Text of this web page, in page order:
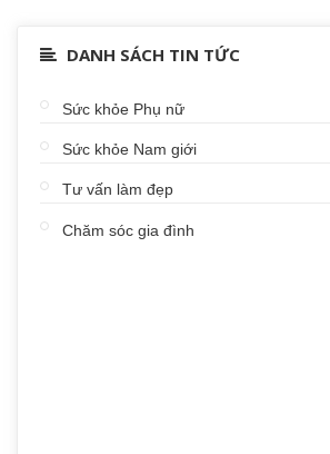
DANH SÁCH TIN TỨC
Sức khỏe Phụ nữ
Sức khỏe Nam giới
Tư vấn làm đẹp
Chăm sóc gia đình